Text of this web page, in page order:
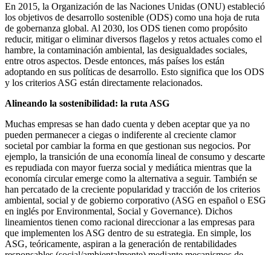
En 2015, la Organización de las Naciones Unidas (ONU) estableció
los objetivos de desarrollo sostenible (ODS) como una hoja de ruta
de gobernanza global. Al 2030, los ODS tienen como propósito
reducir, mitigar o eliminar diversos flagelos y retos actuales como el
hambre, la contaminación ambiental, las desigualdades sociales,
entre otros aspectos. Desde entonces, más países los están
adoptando en sus políticas de desarrollo. Esto significa que los ODS
y los criterios ASG están directamente relacionados.
Alineando la sostenibilidad: la ruta ASG
Muchas empresas se han dado cuenta y deben aceptar que ya no
pueden permanecer a ciegas o indiferente al creciente clamor
societal por cambiar la forma en que gestionan sus negocios. Por
ejemplo, la transición de una economía lineal de consumo y descarte
es repudiada con mayor fuerza social y mediática mientras que la
economía circular emerge como la alternativa a seguir. También se
han percatado de la creciente popularidad y tracción de los criterios
ambiental, social y de gobierno corporativo (ASG en español o ESG
en inglés por Environmental, Social y Governance). Dichos
lineamientos tienen como racional direccionar a las empresas para
que implementen los ASG dentro de su estrategia. En simple, los
ASG, teóricamente, aspiran a la generación de rentabilidades